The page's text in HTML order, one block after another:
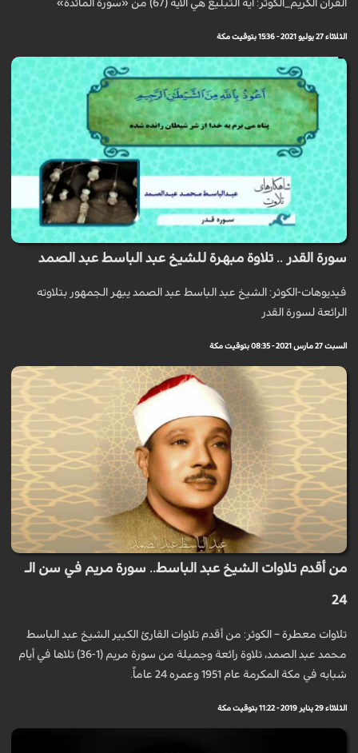
القرآن الكريم_الكوثر: آية التبليغ هي الآية (67) من «سورة المائدة»
الثلاثاء 27 يوليو 2021 - 15:36 بتوقيت مكة
سورة القدر .. تلاوة مبهرة للشيخ عبد الباسط عبد الصمد
فيديوهات-الكوثر: الشيخ عبد الباسط عبد الصمد يبهر الجمهور بتلاوته
الرائعة لسورة القدر
السبت 27 مارس 2021 - 08:35 بتوقيت مكة
من أقدم تلاوات الشيخ عبد الباسط.. سورة مريم في سن الـ
24
تلاوات معطرة – الكوثر: من أقدم تلاوات القارئ الكبير الشيخ عبد الباسط
محمد عبد الصمد، تلاوة رائعة وجميلة من سورة مريم (1-36) تلاها في أيام
شبابه في مكة المكرمة عام 1951 وعمره 24 عاماً.
الثلاثاء 29 يناير 2019 - 11:22 بتوقيت مكة